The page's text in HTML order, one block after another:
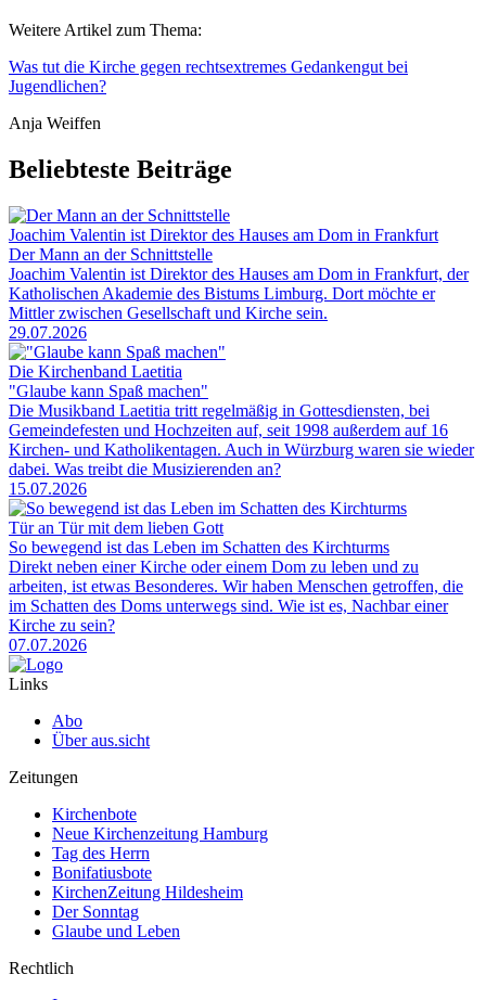
Weitere Artikel zum Thema:
Was tut die Kirche gegen rechtsextremes Gedankengut bei
Jugendlichen?
Anja Weiffen
Beliebteste Beiträge
Joachim Valentin ist Direktor des Hauses am Dom in Frankfurt
Der Mann an der Schnittstelle
Joachim Valentin ist Direktor des Hauses am Dom in Frankfurt, der
Katholischen Akademie des Bistums Limburg. Dort möchte er
Mittler zwischen Gesellschaft und Kirche sein.
29.07.2026
Die Kirchenband Laetitia
"Glaube kann Spaß machen"
Die Musikband Laetitia tritt regelmäßig in Gottesdiensten, bei
Gemeindefesten und Hochzeiten auf, seit 1998 außerdem auf 16
Kirchen- und Katholikentagen. Auch in Würzburg waren sie wieder
dabei. Was treibt die Musizierenden an?
15.07.2026
Tür an Tür mit dem lieben Gott
So bewegend ist das Leben im Schatten des Kirchturms
Direkt neben einer Kirche oder einem Dom zu leben und zu
arbeiten, ist etwas Besonderes. Wir haben Menschen getroffen, die
im Schatten des Doms unterwegs sind. Wie ist es, Nachbar einer
Kirche zu sein?
07.07.2026
Links
Abo
Über aus.sicht
Zeitungen
Kirchenbote
Neue Kirchenzeitung Hamburg
Tag des Herrn
Bonifatiusbote
KirchenZeitung Hildesheim
Der Sonntag
Glaube und Leben
Rechtlich